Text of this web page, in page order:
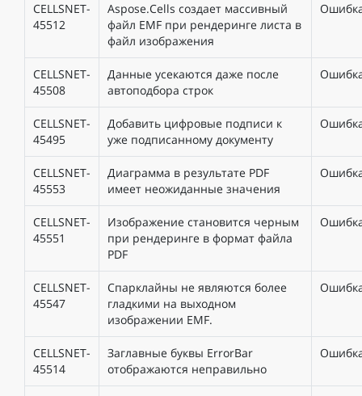
CELLSNET-
45512
Aspose.Cells создает массивный
файл EMF при рендеринге листа в
файл изображения
CELLSNET-
45508
Данные усекаются даже после
автоподбора строк
CELLSNET-
45495
Добавить цифровые подписи к
уже подписанному документу
CELLSNET-
45553
Диаграмма в результате PDF
имеет неожиданные значения
CELLSNET-
45551
Изображение становится черным
при рендеринге в формат файла
PDF
CELLSNET-
45547
Спарклайны не являются более
гладкими на выходном
изображении EMF.
CELLSNET-
45514
Заглавные буквы ErrorBar
отображаются неправильно